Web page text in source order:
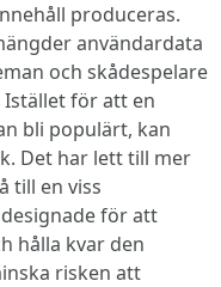
produceras.
användardata
och skådespelare
för att en
bli populärt, kan
Det har lett till mer
till en viss
för att
hålla kvar den
risken att